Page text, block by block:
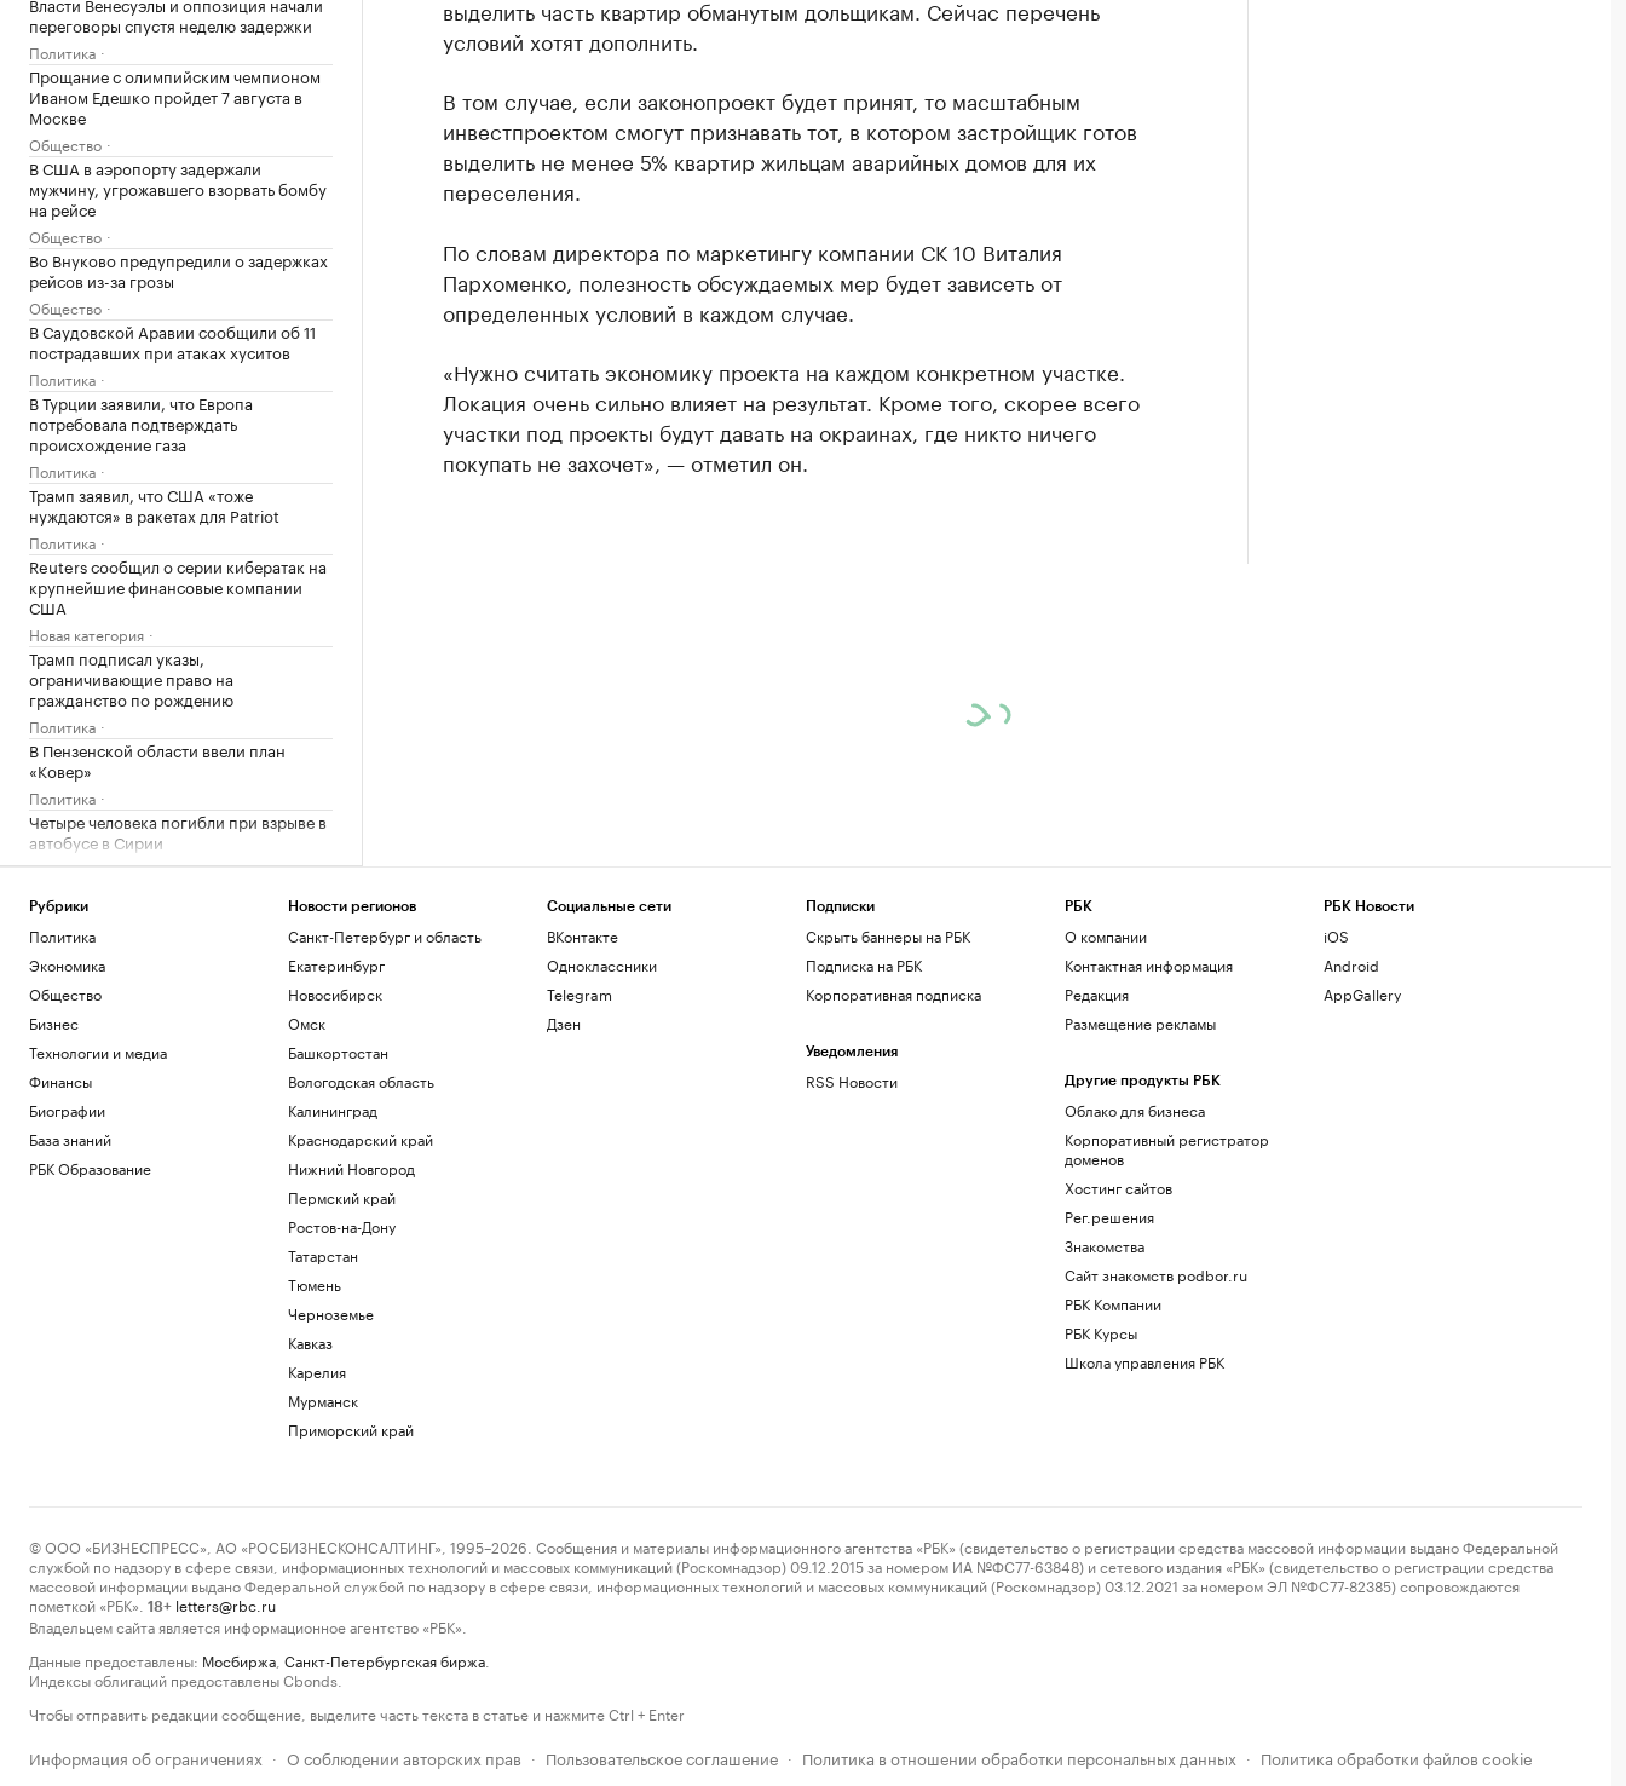
переговоры спустя неделю задержки
Политика
Прощание с олимпийским чемпионом
Иваном Едешко пройдет 7 августа в
Москве
Общество
В США в аэропорту задержали
мужчину, угрожавшего взорвать бомбу
на рейсе
Общество
Во Внуково предупредили о задержках
рейсов из-за грозы
Общество
В Саудовской Аравии сообщили об 11
пострадавших при атаках хуситов
Политика
В Турции заявили, что Европа
потребовала подтверждать
происхождение газа
Политика
Трамп заявил, что США «тоже
нуждаются» в ракетах для Patriot
Политика
Reuters сообщил о серии кибератак на
крупнейшие финансовые компании
США
Новая категория
Трамп подписал указы,
ограничивающие право на
гражданство по рождению
Политика
В Пензенской области ввели план
«Ковер»
Политика
Четыре человека погибли при взрыве в
автобусе в Сирии
Общество
после скандала с продажей прав ЧМ
Спорт
Запасы газа в Европе на минимуме. Что
будет зимой
Подписка на РБК
Экс-глава Mind Money признала вину
по «делу брокеров» о хищении ₽7 млрд
Финансы
выделить часть квартир обманутым дольщикам. Сейчас перечень
условий хотят дополнить.
В том случае, если законопроект будет принят, то масштабным
инвестпроектом смогут признавать тот, в котором застройщик готов
выделить не менее 5% квартир жильцам аварийных домов для их
переселения.
По словам директора по маркетингу компании СК 10 Виталия
Пархоменко, полезность обсуждаемых мер будет зависеть от
определенных условий в каждом случае.
«Нужно считать экономику проекта на каждом конкретном участке.
Локация очень сильно влияет на результат. Кроме того, скорее всего
участки под проекты будут давать на окраинах, где никто ничего
покупать не захочет», — отметил он.
Рубрики
Политика
Экономика
Общество
Бизнес
Технологии и медиа
Финансы
Биографии
База знаний
РБК Образование
Новости регионов
Санкт-Петербург и область
Екатеринбург
Новосибирск
Омск
Башкортостан
Вологодская область
Калининград
Краснодарский край
Нижний Новгород
Пермский край
Ростов-на-Дону
Татарстан
Тюмень
Черноземье
Кавказ
Карелия
Мурманск
Приморский край
Социальные сети
ВКонтакте
Одноклассники
Telegram
Дзен
Подписки
Скрыть баннеры на РБК
Подписка на РБК
Корпоративная подписка
Уведомления
RSS Новости
РБК
О компании
Контактная информация
Редакция
Размещение рекламы
Другие продукты РБК
Облако для бизнеса
Корпоративный регистратор
доменов
Хостинг сайтов
Рег.решения
Знакомства
Сайт знакомств podbor.ru
РБК Компании
РБК Курсы
Школа управления РБК
РБК Новости
iOS
Android
AppGallery
© ООО «БИЗНЕСПРЕСС», АО «РОСБИЗНЕСКОНСАЛТИНГ», 1995–2026. Сообщения и материалы информационного агентства «РБК» (свидетельство о регистрации средства массовой информации выдано Федеральной
службой по надзору в сфере связи, информационных технологий и массовых коммуникаций (Роскомнадзор) 09.12.2015 за номером ИА №ФС77-63848) и сетевого издания «РБК» (свидетельство о регистрации средства
массовой информации выдано Федеральной службой по надзору в сфере связи, информационных технологий и массовых коммуникаций (Роскомнадзор) 03.12.2021 за номером ЭЛ №ФС77-82385) сопровождаются
пометкой «РБК».
18+ letters@rbc.ru
Владельцем сайта является информационное агентство «РБК».
Данные предоставлены: Мосбиржа Санкт-Петербургская биржа
Индексы облигаций предоставлены Cbonds.
Чтобы отправить редакции сообщение, выделите часть текста в статье и нажмите Ctrl + Enter
Информация об ограничениях · О соблюдении авторских прав · Пользовательское соглашение · Политика в отношении обработки персональных данных · Политика обработки файлов cookie